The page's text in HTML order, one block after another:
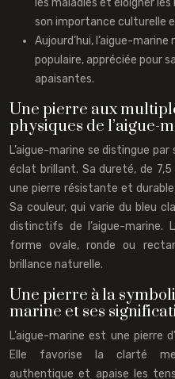
les maladies et éloigner
son importance culturelle
Aujourd’hui, l’aigue-
populaire, appréciée pour
apaisantes.
Une pierre aux
physiques de l’aigue-
L’aigue-marine se distingue
éclat brillant. Sa dureté, de 7,5
une pierre résistante et
Sa couleur, qui varie du bleu
distinctifs de l’aigue-
forme ovale, ronde ou
brillance naturelle.
Une pierre à la
marine et ses
L’aigue-marine est une pierre
Elle favorise la clarté
authentique et apaise les